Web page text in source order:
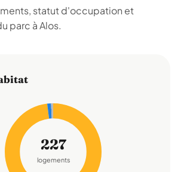
statut d'occupation et
parc à Alos.
227
logements